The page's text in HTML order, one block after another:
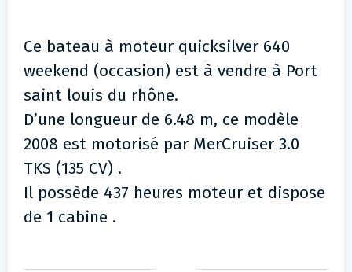
Ce bateau à moteur quicksilver 640
weekend (occasion) est à vendre à Port
saint louis du rhône.
D’une longueur de 6.48 m, ce modèle
2008 est motorisé par MerCruiser 3.0
TKS (135 CV) .
Il possède 437 heures moteur et dispose
de 1 cabine .